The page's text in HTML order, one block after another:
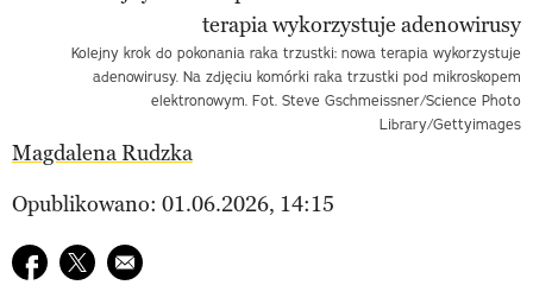
Kolejny krok do pokonania raka trzustki: nowa terapia wykorzystuje
adenowirusy. Na zdjęciu komórki raka trzustki pod mikroskopem
elektronowym. Fot. Steve Gschmeissner/Science Photo
Library/Gettyimages
Magdalena Rudzka
Opublikowano: 01.06.2026, 14:15
Udostępnij na facebook
Udostępnij na twitter
E-mail do przyjaciela